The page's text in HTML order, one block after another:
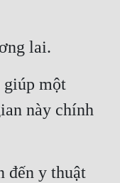
lai.
một
này chính
đến y thuật